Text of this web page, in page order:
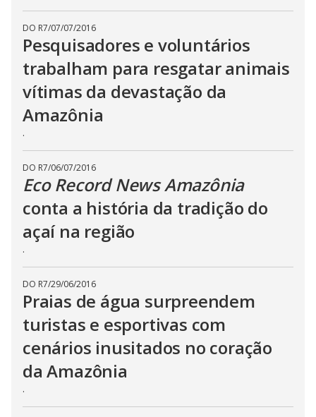
DO R7/07/07/2016
Pesquisadores e voluntários
trabalham para resgatar animais
vítimas da devastação da
Amazônia
.
DO R7/06/07/2016
Eco Record News Amazônia
conta a história da tradição do
açaí na região
.
DO R7/29/06/2016
Praias de água surpreendem
turistas e esportivas com
cenários inusitados no coração
da Amazônia
.